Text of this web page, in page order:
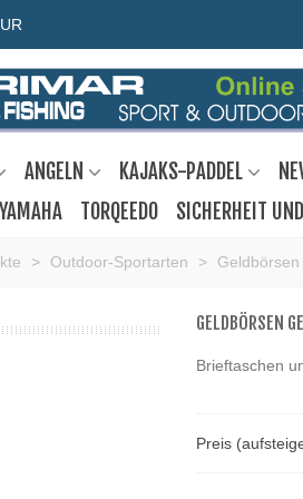
ANGELN KAJAKS-PADDEL
YAMAHA TORQEEDO SICHERHEIT
> Outdoor-Sportarten >
GELDBÖRSEN
Brieftaschen
Preis